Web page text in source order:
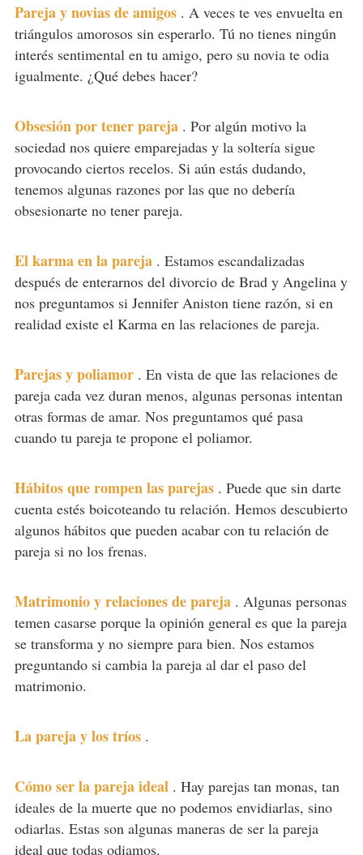
Pareja y novias de amigos . A veces te ves envuelta en
triángulos amorosos sin esperarlo. Tú no tienes ningún
interés sentimental en tu amigo, pero su novia te odia
igualmente. ¿Qué debes hacer?
Obsesión por tener pareja . Por algún motivo la
sociedad nos quiere emparejadas y la soltería sigue
provocando ciertos recelos. Si aún estás dudando,
tenemos algunas razones por las que no debería
obsesionarte no tener pareja.
El karma en la pareja . Estamos escandalizadas
después de enterarnos del divorcio de Brad y Angelina y
nos preguntamos si Jennifer Aniston tiene razón, si en
realidad existe el Karma en las relaciones de pareja.
Parejas y poliamor . En vista de que las relaciones de
pareja cada vez duran menos, algunas personas intentan
otras formas de amar. Nos preguntamos qué pasa
cuando tu pareja te propone el poliamor.
Hábitos que rompen las parejas . Puede que sin darte
cuenta estés boicoteando tu relación. Hemos descubierto
algunos hábitos que pueden acabar con tu relación de
pareja si no los frenas.
Matrimonio y relaciones de pareja . Algunas personas
temen casarse porque la opinión general es que la pareja
se transforma y no siempre para bien. Nos estamos
preguntando si cambia la pareja al dar el paso del
matrimonio.
La pareja y los tríos .
Cómo ser la pareja ideal . Hay parejas tan monas, tan
ideales de la muerte que no podemos envidiarlas, sino
odiarlas. Estas son algunas maneras de ser la pareja
ideal que todas odiamos.